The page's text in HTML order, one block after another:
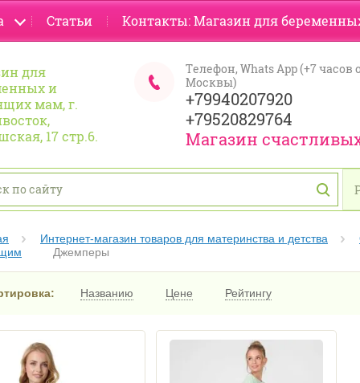
для
и
мам, г.
17 стр.6.
Телефон, Whats App (+7 часов
Москвы)
+79940207920
+79520829764
Магазин
Статьи Контакты: Магазин для
Интернет-магазин товаров для материнства и детства
Джемперы
Названию Цене Рейтингу